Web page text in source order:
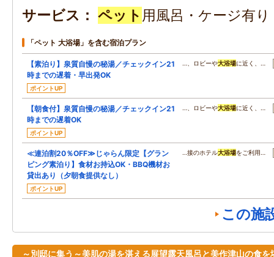
サービス ペット 用風呂・ケージ有
「ペット 大浴場」を含む宿泊プラン
【素泊り】泉質自慢の秘湯／チェックイン21
時までの遅着・早出発OK
ポイントUP
…、ロビーや大浴場に近く、…
【朝食付】泉質自慢の秘湯／チェックイン21
時までの遅着OK
ポイントUP
…、ロビーや大浴場に近く、…
≪連泊割20％OFF≫じゃらん限定【グラン
ピング素泊り】食材お持込OK・BBQ機材お
貸出あり（夕朝食提供なし）
ポイントUP
…接のホテル大浴場をご利用…
この施
～別邸に集う～美肌の湯を湛える展望露天風呂と美作津山の食を